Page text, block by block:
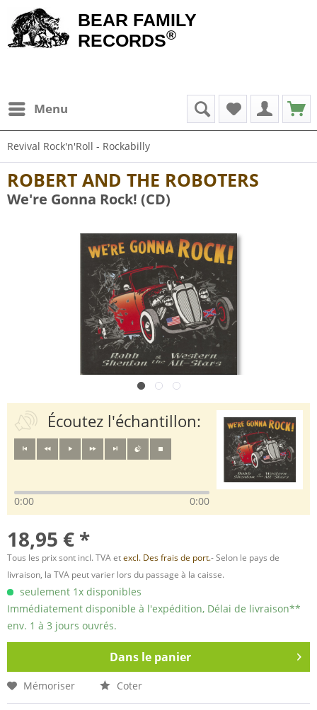
BEAR FAMILY
RECORDS®
Menu
Revival Rock'n'Roll - Rockabilly
ROBERT AND THE ROBOTERS
We're Gonna Rock! (CD)
Écoutez l'échantillon:
0:00 0:00
18,95 € *
Tous les prix sont incl. TVA etexcl. Des frais de port.- Selon le pays de
livraison, la TVA peut varier lors du passage à la caisse.
seulement 1x disponibles
Immédiatement disponible à l'expédition, Délai de livraison**
env. 1 à 3 jours ouvrés.
Dans le panier
Mémoriser Coter